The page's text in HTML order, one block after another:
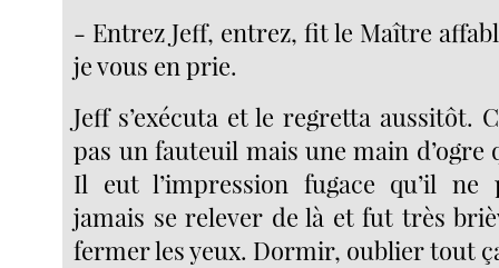
- Entrez Jeff, entrez, fit le Maître
je vous en prie.
Jeff s’exécuta et le regretta aussitôt.
pas un fauteuil mais une main d’ogre
Il eut l’impression fugace qu’il ne
jamais se relever de là et fut très
fermer les yeux. Dormir, oublier tout